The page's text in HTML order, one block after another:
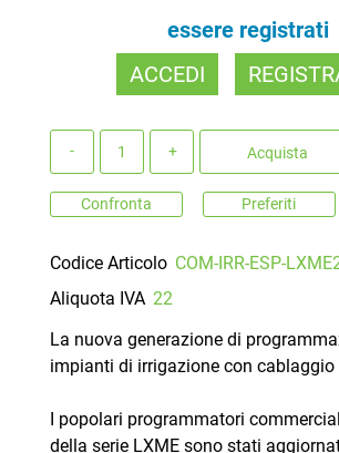
essere registrati
ACCEDI
Acquista
Confronta Preferiti
Codice Articolo COM-IRR-ESP-
Aliquota IVA 22
La nuova generazione di
impianti di irrigazione con cablaggio
I popolari programmatori
della serie LXME sono stati